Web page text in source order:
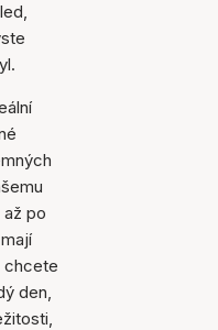
po
chcete
den,